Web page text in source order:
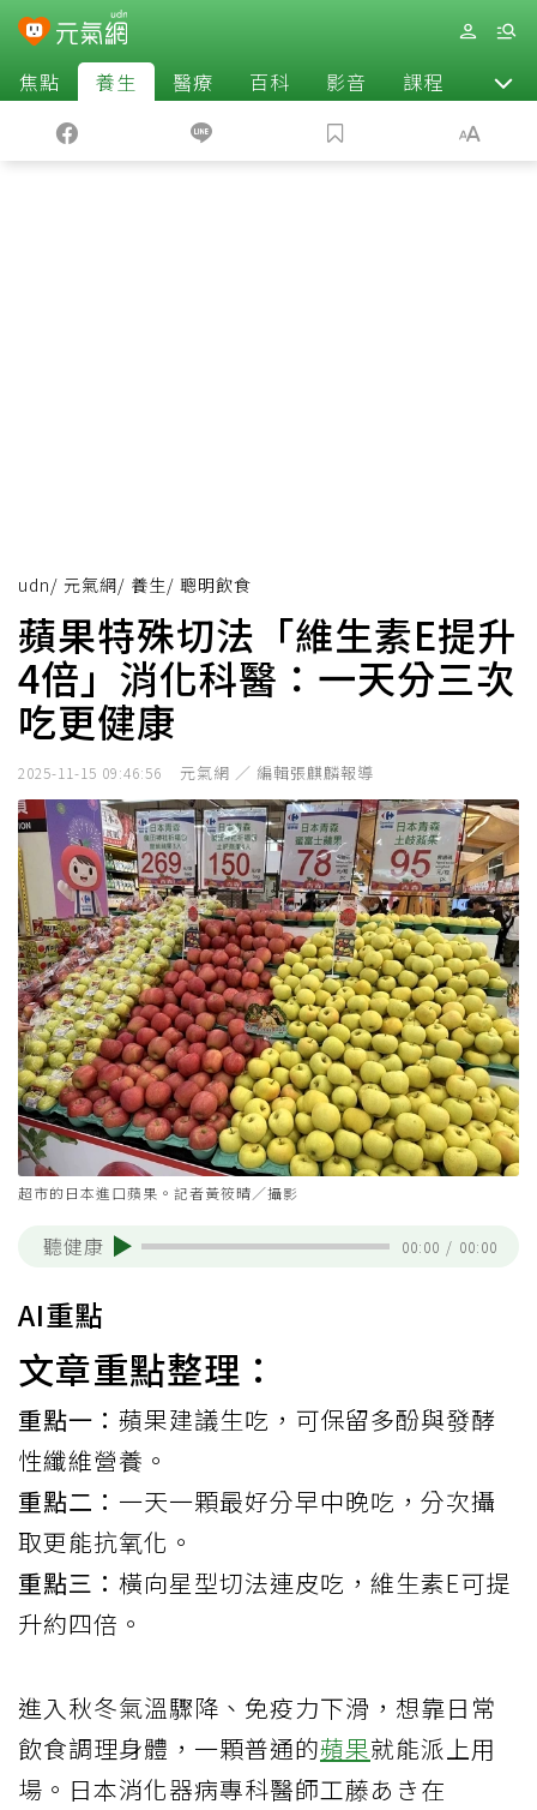
焦點 養生 醫療 百科 影音 課程 退休
udn/ 元氣網/ 養生/ 聰明飲食
蘋果特殊切法「維生素E提升
4倍」消化科醫：一天分三次
吃更健康
2025-11-15 09:46:56 元氣網 ／ 編輯張麒麟報導
超市的日本進口蘋果。記者黃筱晴／攝影
聽健康 00:00 / 00:00
AI重點
文章重點整理：
重點一： 蘋果建議生吃，可保留多酚與發酵
性纖維營養。
重點二： 一天一顆最好分早中晚吃，分次攝
取更能抗氧化。
重點三： 橫向星型切法連皮吃，維生素E可提
升約四倍。
進入秋冬氣溫驟降、免疫力下滑，想靠日常
飲食調理身體，一顆普通的蘋果就能派上用
場。日本消化器病專科醫師工藤あき在